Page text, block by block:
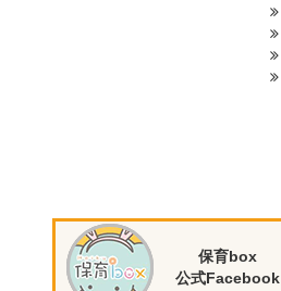
保育box
公式Facebook